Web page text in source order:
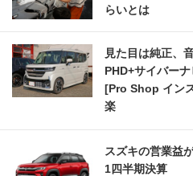
らいとは
見た目は純正、
PHD+サイバー
[Pro Shop イン
楽
スズキの営業益
1四半期決算